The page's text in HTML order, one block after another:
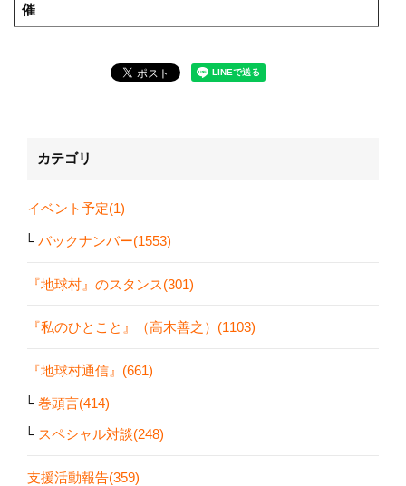
催
カテゴリ
イベント予定(1)
バックナンバー(1553)
『地球村』のスタンス(301)
『私のひとこと』（高木善之）(1103)
『地球村通信』(661)
巻頭言(414)
スペシャル対談(248)
支援活動報告(359)